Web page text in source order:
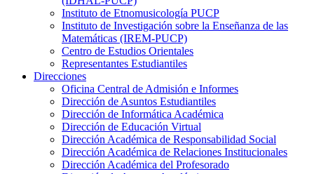
Instituto de Etnomusicología PUCP
Instituto de Investigación sobre la Enseñanza de las
Matemáticas (IREM-PUCP)
Centro de Estudios Orientales
Representantes Estudiantiles
Direcciones
Oficina Central de Admisión e Informes
Dirección de Asuntos Estudiantiles
Dirección de Informática Académica
Dirección de Educación Virtual
Dirección Académica de Responsabilidad Social
Dirección Académica de Relaciones Institucionales
Dirección Académica del Profesorado